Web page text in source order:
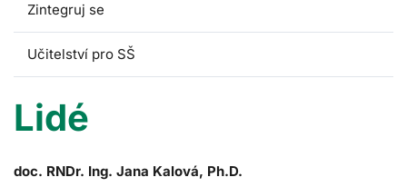
Zintegruj se
Učitelství pro SŠ
Lidé
doc. RNDr. Ing. Jana Kalová, Ph.D.